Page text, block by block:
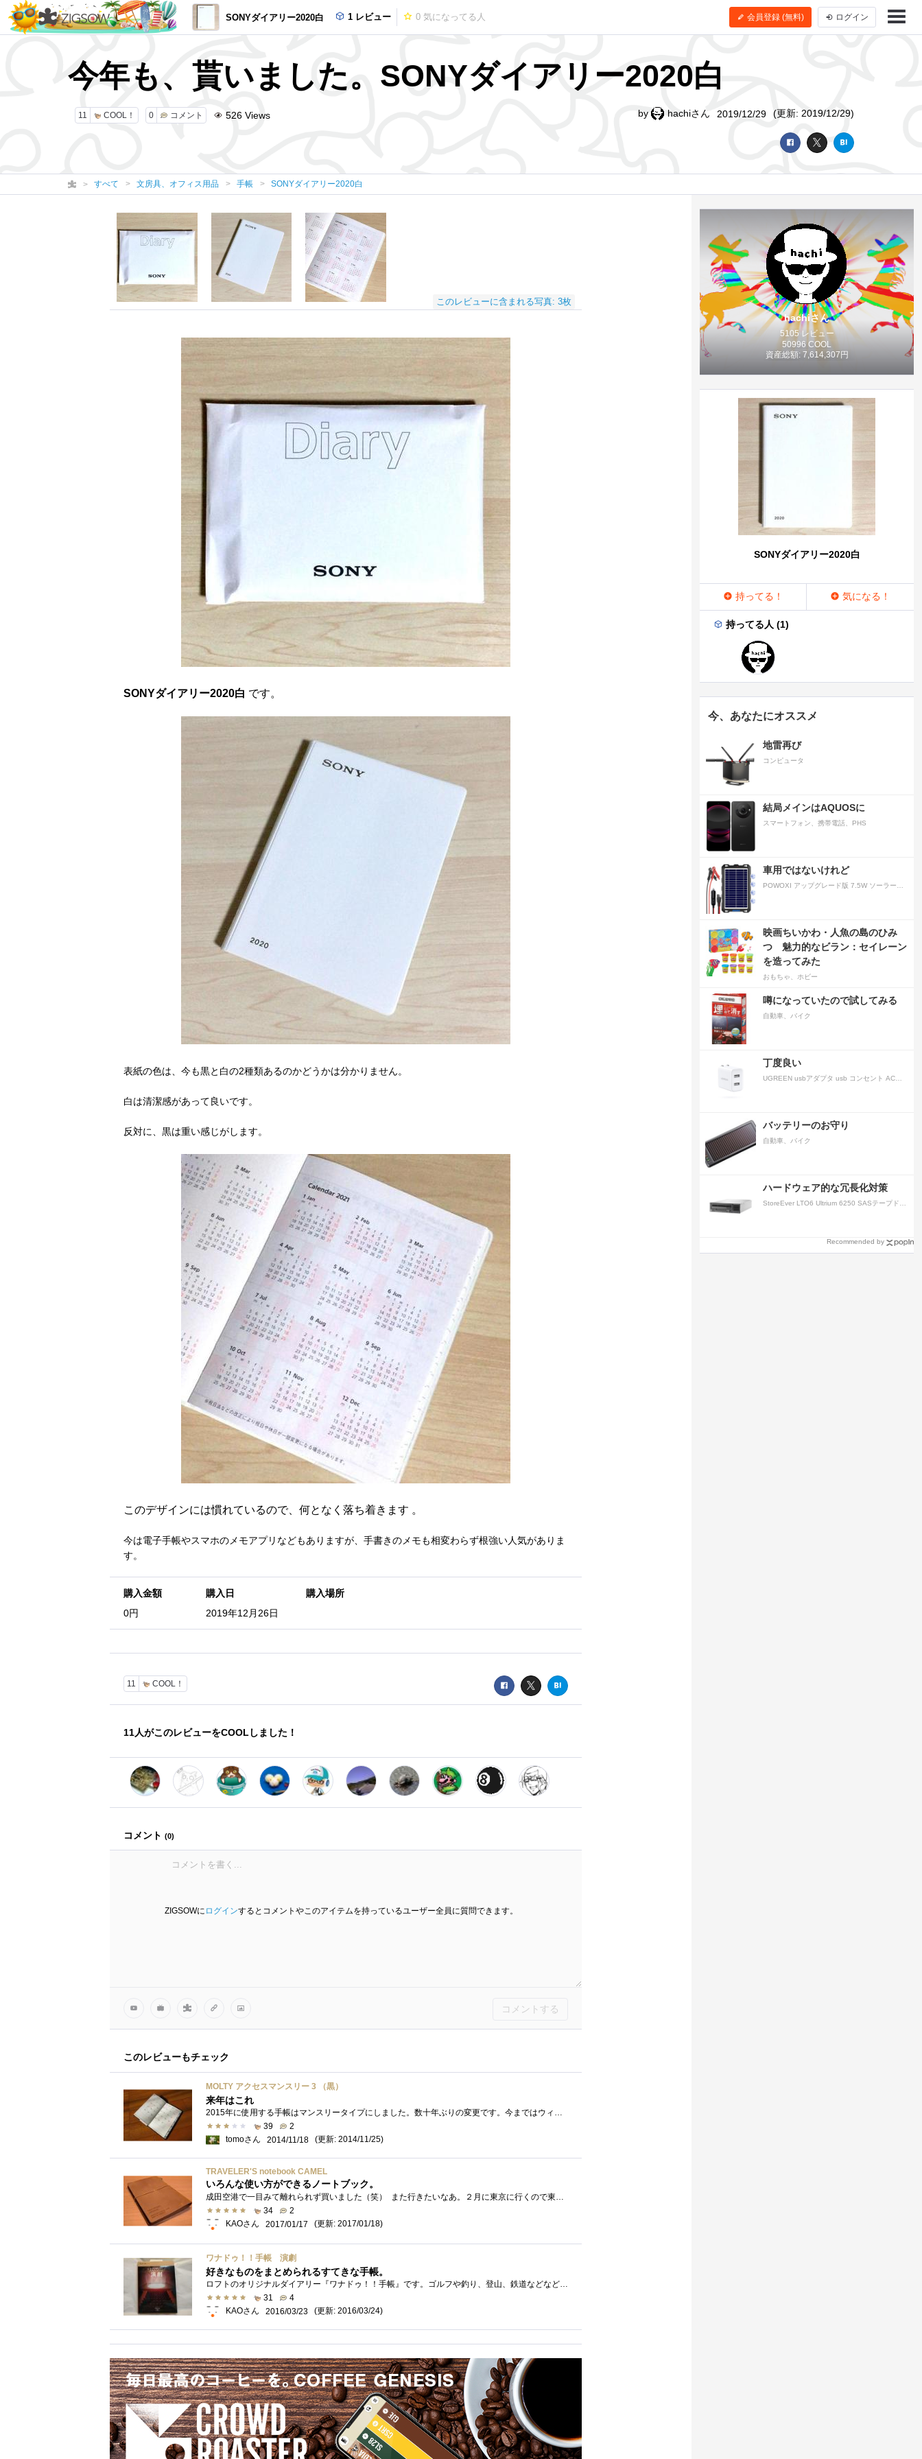
SONYダイアリー2020白 1 レビュー 0 気になってる人 会員登録 (無料) ログイン
今年も、貰いました。SONYダイアリー2020白
11 COOL！ 0 コメント 526 Views by hachiさん 2019/12/29 (更新: 2019/12/29)
すべて 文房具、オフィス用品 手帳 SONYダイアリー2020白
このレビューに含まれる写真: 3枚
SONYダイアリー2020白 です。
表紙の色は、今も黒と白の2種類あるのかどうかは分かりません。
白は清潔感があって良いです。
反対に、黒は重い感じがします。
このデザインには慣れているので、何となく落ち着きます 。
今は電子手帳やスマホのメモアプリなどもありますが、手書きのメモも相変わらず根強い人気がありま
す。
購入金額
0円
購入日
2019年12月26日
購入場所
11 COOL！
11人がこのレビューをCOOLしました！
コメント (0)
ZIGSOWに ログインするとコメントやこのアイテムを持っているユーザー全員に質問できます。
コメントする
このレビューもチェック
MOLTY アクセスマンスリー 3 （黒）
来年はこれ
2015年に使用する手帳はマンスリータイプにしました。数十年ぶりの変更です。今まではウィークタイプの同じブランドのウィック1（黒）を愛用し...
39
2
tomoさん
2014/11/18 (更新: 2014/11/25)
TRAVELER'S notebook CAMEL
いろんな使い方ができるノートブック。
成田空港で一目みて離れられず買いました（笑） また行きたいなあ。２月に東京に行くので東京の中目黒のお店見にいってこようと思います。�...
34
2
KAOさん
2017/01/17 (更新: 2017/01/18)
ワナドゥ！！手帳 演劇
好きなものをまとめられるすてきな手帳。
ロフトのオリジナルダイアリー『ワナドゥ！！手帳』です。ゴルフや釣り、登山、鉄道などなど好きなものをまとめられる手帳です。56種類もあり...
31
4
KAOさん
2016/03/23 (更新: 2016/03/24)
hachiさん
5105 レビュー
50996 COOL
資産総額: 7,614,307円
SONYダイアリー2020白
持ってる！ 気になる！
持ってる人 (1)
今、あなたにオススメ
地雷再び
コンピュータ
結局メインはAQUOSに
スマートフォン、携帯電話、PHS
車用ではないけれど
映画ちいかわ・人魚の島のひみ
つ 魅力的なビラン：セイレーン
を造ってみた
おもちゃ、ホビー
噂になっていたので試してみる
自動車、バイク
丁度良い
バッテリーのお守り
自動車、バイク
ハードウェア的な冗長化対策
Recommended by